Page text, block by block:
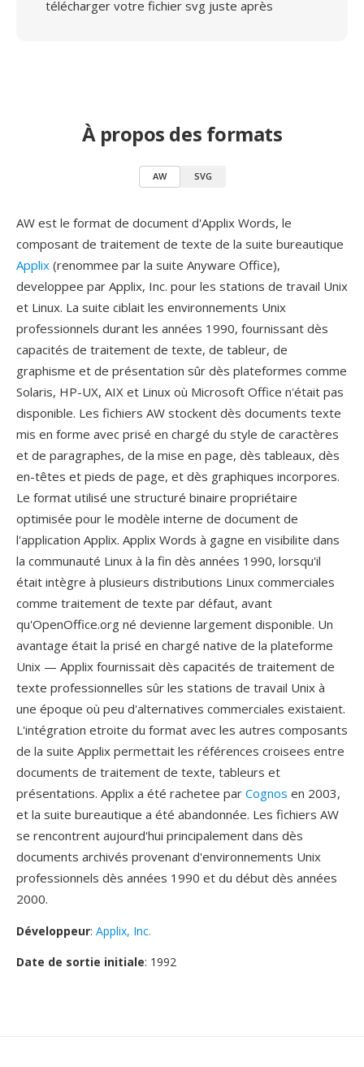
télécharger votre fichier svg juste après
À propos des formats
AW SVG
AW est le format de document d'Applix Words, le
composant de traitement de texte de la suite bureautique
Applix (renommee par la suite Anyware Office),
developpee par Applix, Inc. pour les stations de travail Unix
et Linux. La suite ciblait les environnements Unix
professionnels durant les années 1990, fournissant dès
capacités de traitement de texte, de tableur, de
graphisme et de présentation sûr dès plateformes comme
Solaris, HP-UX, AIX et Linux où Microsoft Office n'était pas
disponible. Les fichiers AW stockent dès documents texte
mis en forme avec prisé en chargé du style de caractères
et de paragraphes, de la mise en page, dès tableaux, dès
en-têtes et pieds de page, et dès graphiques incorpores.
Le format utilisé une structuré binaire propriétaire
optimisée pour le modèle interne de document de
l'application Applix. Applix Words à gagne en visibilite dans
la communauté Linux à la fin dès années 1990, lorsqu'il
était intègre à plusieurs distributions Linux commerciales
comme traitement de texte par défaut, avant
qu'OpenOffice.org né devienne largement disponible. Un
avantage était la prisé en chargé native de la plateforme
Unix — Applix fournissait dès capacités de traitement de
texte professionnelles sûr les stations de travail Unix à
une époque où peu d'alternatives commerciales existaient.
L'intégration etroite du format avec les autres composants
de la suite Applix permettait les références croisees entre
documents de traitement de texte, tableurs et
présentations. Applix a été rachetee par Cognos en 2003,
et la suite bureautique a été abandonnée. Les fichiers AW
se rencontrent aujourd'hui principalement dans dès
documents archivés provenant d'environnements Unix
professionnels dès années 1990 et du début dès années
2000.
Développeur: Applix, Inc.
Date de sortie initiale: 1992